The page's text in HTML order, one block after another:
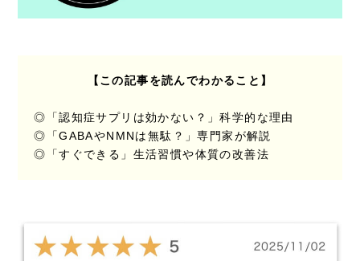
【この記事を読んでわかること】
◎「認知症サプリは効かない？」科学的な理由
◎「GABAやNMNは無駄？」専門家が解説
◎「すぐできる」生活習慣や体質の改善法